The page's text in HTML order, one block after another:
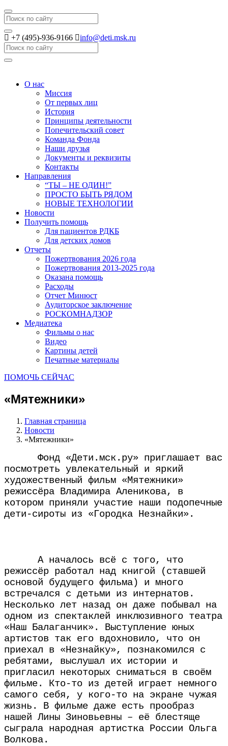
Search
+7 (495)-936-9166 info@deti.msk.ru
Search
О нас
Миссия
От первых лиц
История
Принципы деятельности
Попечительский совет
Команда Фонда
Наши друзья
Документы и реквизиты
Контакты
Направления
“ТЫ – НЕ ОДИН!”
ПРОСТО БЫТЬ РЯДОМ
НОВЫЕ ТЕХНОЛОГИИ
Новости
Получить помощь
Для пациентов РДКБ
Для детских домов
Отчеты
Пожертвования 2026 года
Пожертвования 2013-2025 года
Оказана помощь
Расходы
Отчет Минюст
Аудиторское заключение
РОСКОМНАДЗОР
Медиатека
Фильмы о нас
Видео
Картины детей
Печатные материалы
ПОМОЧЬ СЕЙЧАС
«Мятежники»
Главная страница
Новости
«Мятежники»
Фонд «Дети.мск.ру» приглашает вас
посмотреть увлекательный и яркий
художественный фильм «Мятежники»
режиссёра Владимира Аленикова, в
котором приняли участие наши подопечные
дети-сироты из «Городка Незнайки».
А началось всё с того, что
режиссёр работал над книгой (ставшей
основой будущего фильма) и много
встречался с детьми из интернатов.
Несколько лет назад он даже побывал на
одном из спектаклей инклюзивного театра
«Наш Балаганчик». Выступление юных
артистов так его вдохновило, что он
приехал в «Незнайку», познакомился с
ребятами, выслушал их истории и
пригласил некоторых сниматься в своём
фильме. Кто-то из детей играет немного
самого себя, у кого-то на экране чужая
жизнь. В фильме даже есть прообраз
нашей Лины Зиновьевны – её блестяще
сыграла народная артистка России Ольга
Волкова.